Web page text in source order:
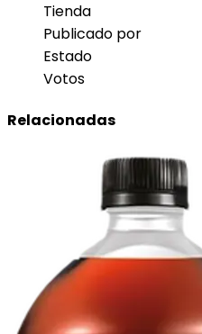
Tienda
Publicado por
Estado
Votos
Relacionadas